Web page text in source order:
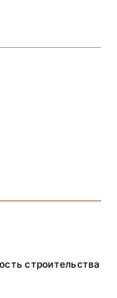
строительства